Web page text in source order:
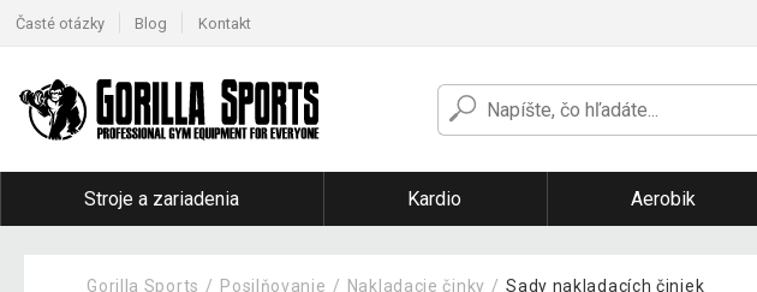
Časté otázky Blog Kontakt
Stroje a zariadenia Kardio Aerobik
Gorilla Sports Posilňovanie Nakladacie činky Sady nakladacích činiek